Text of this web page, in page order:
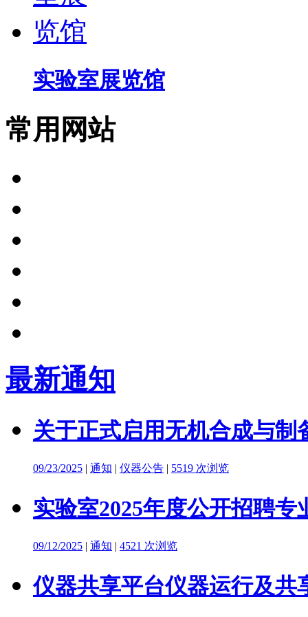
实验室展览馆
常用网站
最新通知
关于正式启用无机合成与制
09/23/2025 | 通知 | 仪器公告 | 5519 次浏览
实验室2025年度公开招聘
09/12/2025 | 通知 | 4521 次浏览
仪器共享平台仪器运行及共